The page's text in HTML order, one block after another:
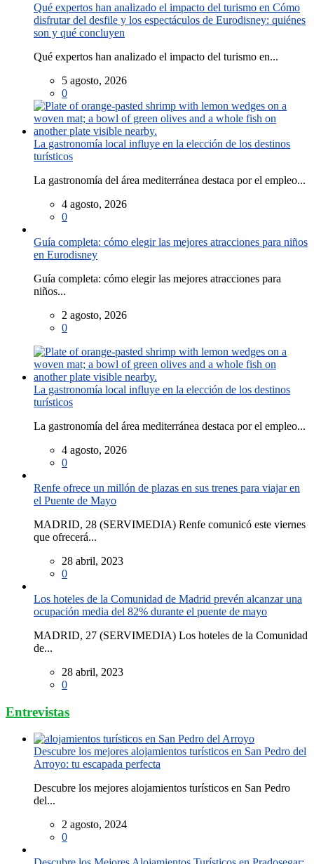
Qué expertos han analizado el impacto del turismo en Cómo
disfrutar del desfile y los espectáculos de Eurodisney: quiénes
son y qué concluyen
Qué expertos han analizado el impacto del turismo en...
5 agosto, 2026
0
La gastronomía local influye en la elección de los destinos
turísticos
La gastronomía del área mediterránea destaca por el empleo...
4 agosto, 2026
0
Guía completa: cómo elegir las mejores atracciones para niños
en Eurodisney
Guía completa: cómo elegir las mejores atracciones para
niños...
2 agosto, 2026
0
La gastronomía local influye en la elección de los destinos
turísticos
La gastronomía del área mediterránea destaca por el empleo...
4 agosto, 2026
0
Renfe ofrece un millón de plazas en sus trenes para viajar en
el Puente de Mayo
MADRID, 28 (SERVIMEDIA) Renfe comunicó este viernes
que ofrecerá...
28 abril, 2023
0
Los hoteles de la Comunidad de Madrid prevén alcanzar una
ocupación media del 82% durante el puente de mayo
MADRID, 27 (SERVIMEDIA) Los hoteles de la Comunidad
de...
28 abril, 2023
0
Entrevistas
Descubre los mejores alojamientos turísticos en San Pedro del
Arroyo: tu escapada perfecta
Descubre los mejores alojamientos turísticos en San Pedro
del...
2 agosto, 2024
0